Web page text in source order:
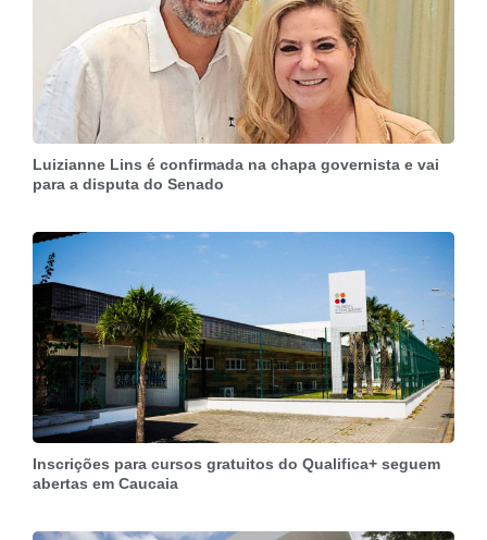
Luizianne Lins é confirmada na chapa governista e vai
para a disputa do Senado
Inscrições para cursos gratuitos do Qualifica+ seguem
abertas em Caucaia